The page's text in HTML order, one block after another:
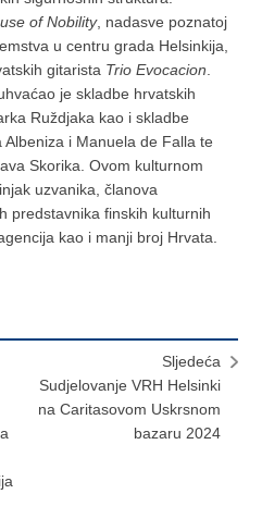
of Nobility, nadasve poznatoj
u centru grada Helsinkija,
gitarista Trio Evocacion
je skladbe hrvatskih
Ruždjaka kao i skladbe
i Manuela de Falla te
Skorika. Ovom kulturnom
uzvanika, članova
predstavnika finskih kulturnih
kao i manji broj Hrvata.
Sljedeća
Sudjelovanje VRH Helsinki
na Caritasovom Uskrsnom
bazaru 2024